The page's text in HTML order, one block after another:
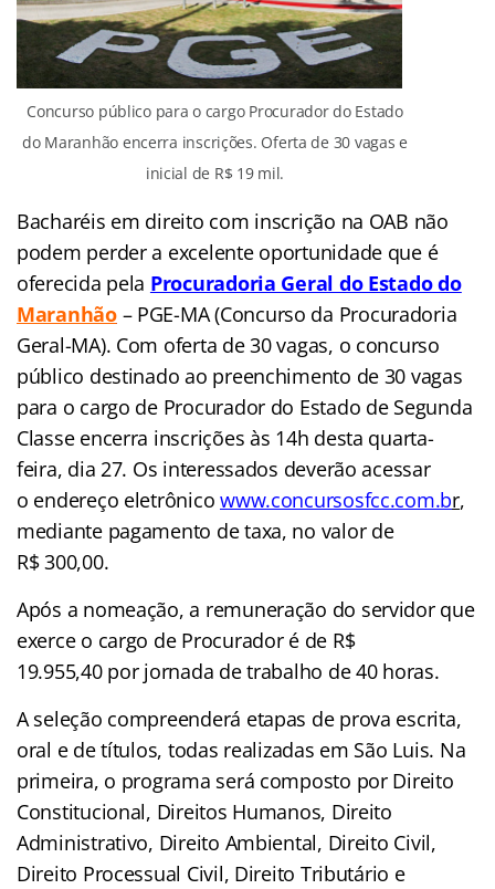
Concurso público para o cargo Procurador do Estado
do Maranhão encerra inscrições. Oferta de 30 vagas e
inicial de R$ 19 mil.
Bacharéis em direito com inscrição na OAB não
podem perder a excelente oportunidade que é
oferecida pela Procuradoria Geral do Estado do
Maranhão– PGE-MA (Concurso da Procuradoria
Geral-MA). Com oferta de 30 vagas, o concurso
público destinado ao preenchimento de 30 vagas
para o cargo de Procurador do Estado de Segunda
Classe encerra inscrições às 14h desta quarta-
feira, dia 27. Os interessados deverão acessar
o endereço eletrônico www.concursosfcc.com.br,
mediante pagamento de taxa, no valor de
R$ 300,00.
Após a nomeação, a remuneração do servidor que
exerce o cargo de Procurador é de R$
19.955,40 por jornada de trabalho de 40 horas.
A seleção compreenderá etapas de prova escrita,
oral e de títulos, todas realizadas em São Luis. Na
primeira, o programa será composto por Direito
Constitucional, Direitos Humanos, Direito
Administrativo, Direito Ambiental, Direito Civil,
Direito Processual Civil, Direito Tributário e